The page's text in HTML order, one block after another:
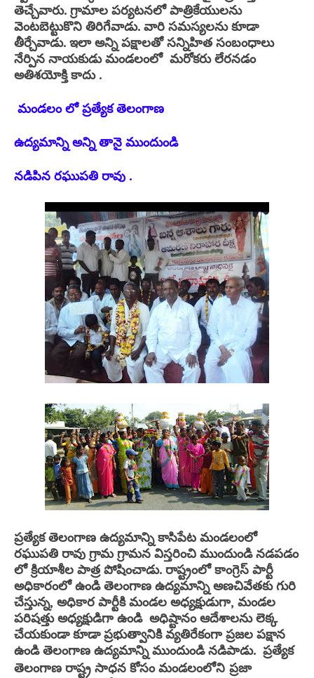
తెచ్చేవారు. గ్రామాల పర్యటనలో పాత్రికేయులను
వెంటబెట్టుకొని తిరిగేవాడు. వారి సమస్యలను కూడా
తీర్చేవాడు. ఇలా అన్ని పక్షాలతో సన్నిహిత సంబంధాలు
నేర్పిన నాయకుడు మండలంలో మరోకరు లేరనడం
అతిశయోక్తి కాదు .
మండలం లో ప్రత్యేక తెలంగాణ
ఉద్యమాన్ని అన్ని తానై ముందుండి
నడిపిన రఘుపతి రావు .
ప్రత్యేక తెలంగాణ ఉద్యమాన్ని కాసిపేట మండలంలో
రఘుపతి రావు గ్రామ గ్రామన విస్తరించి ముందుండి నడపడం
లో క్రియాశీల పాత్ర పోషించాడు. రాష్ట్రంలో కాంగ్రెస్ పార్టీ
అధికారంలో ఉండి తెలంగాణ ఉద్యమాన్ని అణచివేతకు గురి
చేస్తున్న, అధికార పార్టీకి మండల అధ్యక్షుడుగా, మండల
పరిషత్తు అధ్యక్షుడిగా ఉండి అధిష్టానం ఆదేశాలను లెక్క
చేయకుండా కూడా ప్రభుత్వానికి వ్యతిరేకంగా ప్రజల పక్షాన
ఉండి తెలంగాణ ఉద్యమాన్ని ముందుండి నడిపాడు. ప్రత్యేక
తెలంగాణ రాష్ట్ర సాధన కోసం మండలంలోని ప్రజా